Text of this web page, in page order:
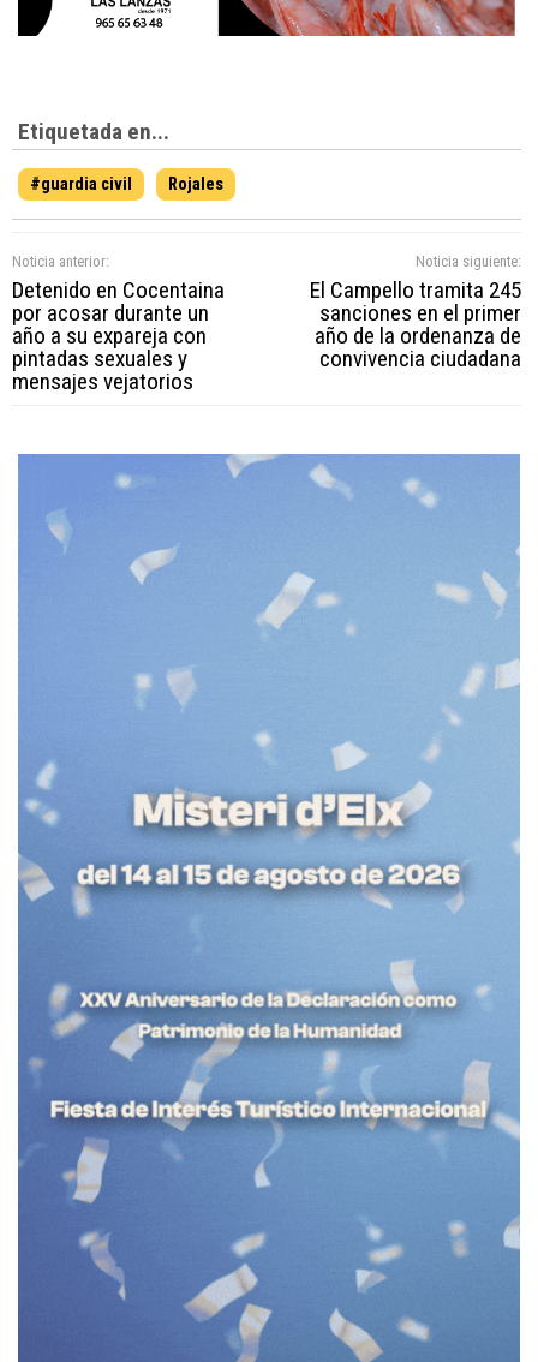
Etiquetada en...
#guardia civil Rojales
Noticia anterior:
Detenido en Cocentaina
por acosar durante un
año a su expareja con
pintadas sexuales y
mensajes vejatorios
Noticia siguiente:
El Campello tramita 245
sanciones en el primer
año de la ordenanza de
convivencia ciudadana